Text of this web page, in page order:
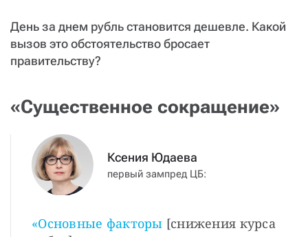
День за днем рубль становится дешевле. Какой
вызов это обстоятельство бросает
правительству?
«Существенное сокращение»
Ксения Юдаева
первый зампред ЦБ:
«Основные факторы [снижения курса